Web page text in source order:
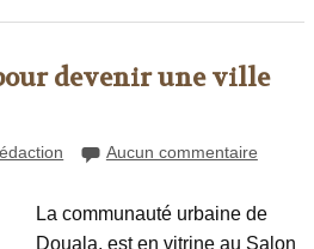
devenir une ville
Aucun commentaire
La communauté urbaine de
Douala, est en vitrine au Salon